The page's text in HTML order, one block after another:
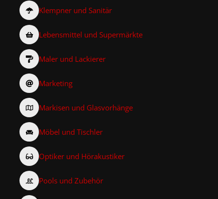
Klempner und Sanitär
Lebensmittel und Supermärkte
Maler und Lackierer
Marketing
Markisen und Glasvorhänge
Möbel und Tischler
Optiker und Hörakustiker
Pools und Zubehör